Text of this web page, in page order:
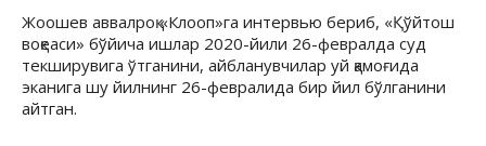
Жоошев аввалроқ «Клооп»га интервью бериб, «Қўйтош
воқеаси» бўйича ишлар 2020-йили 26-февралда суд
текширувига ўтганини, айбланувчилар уй қамоғида
эканига шу йилнинг 26-февралида бир йил бўлганини
айтган.